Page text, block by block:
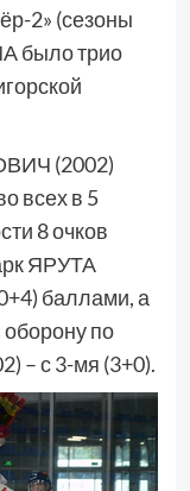
2» (сезоны
было трио
(2002)
всех в 5
8 очков
ЯРУТА
баллами, а
по
– с 3-мя (3+0).